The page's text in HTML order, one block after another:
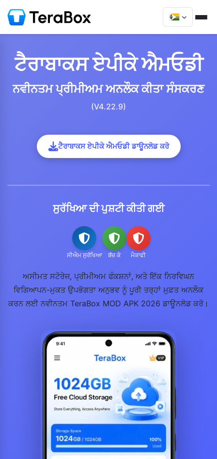
ਟੈਰਾਬਾਕਸ ਏਪੀਕੇ ਐਮਓਡੀ
ਨਵੀਨਤਮ ਪ੍ਰੀਮੀਅਮ ਅਨਲੌਕ ਕੀਤਾ ਸੰਸਕਰਣ
(V4.22.9)
ਟੈਰਾਬਾਕਸ ਏਪੀਕੇ ਐਮਓਡੀ ਡਾਊਨਲੋਡ ਕਰੋ
ਸੁਰੱਖਿਆ ਦੀ ਪੁਸ਼ਟੀ ਕੀਤੀ ਗਈ
ਸੀਐਮ ਸੁਰੱਖਿਆ ਬਁਚ ਕੇ ਮੈਕਾਫੀ
ਅਸੀਮਤ ਸਟੋਰੇਜ, ਪ੍ਰੀਮੀਅਮ ਫੰਕਸ਼ਨਾਂ, ਅਤੇ ਇੱਕ ਨਿਰਵਿਘਨ
ਵਿਗਿਆਪਨ-ਮੁਕਤ ਉਪਭੋਗਤਾ ਅਨੁਭਵ ਨੂੰ ਪੂਰੀ ਤਰ੍ਹਾਂ ਮੁਫ਼ਤ ਅਨਲੌਕ
ਕਰਨ ਲਈ ਨਵੀਨਤਮ TeraBox MOD APK 2026 ਡਾਊਨਲੋਡ ਕਰੋ।